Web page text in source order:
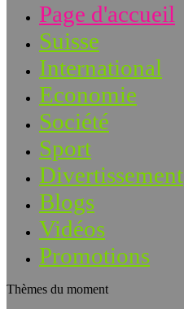
Page d'accueil
Suisse
International
Economie
Société
Sport
Divertissement
Blogs
Vidéos
Promotions
Thèmes du moment